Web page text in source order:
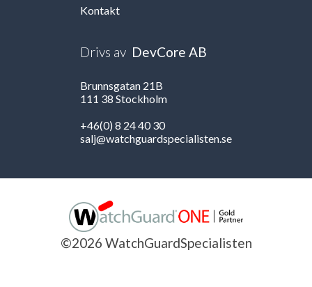
Kontakt
Drivs av DevCore AB
Brunnsgatan 21B
111 38 Stockholm
+46(0) 8 24 40 30
salj@watchguardspecialisten.se
©2026 WatchGuardSpecialisten